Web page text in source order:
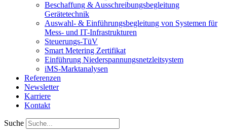
Beschaffung & Ausschreibungsbegleitung
Gerätetechnik
Auswahl- & Einführungsbegleitung von Systemen für
Mess- und IT-Infrastrukturen
Steuerungs-TüV
Smart Metering Zertifikat
Einführung Niederspannungsnetzleitsystem
iMS-Marktanalysen
Referenzen
Newsletter
Karriere
Kontakt
Suche